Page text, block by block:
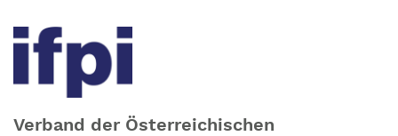
Verband der Österreichischen